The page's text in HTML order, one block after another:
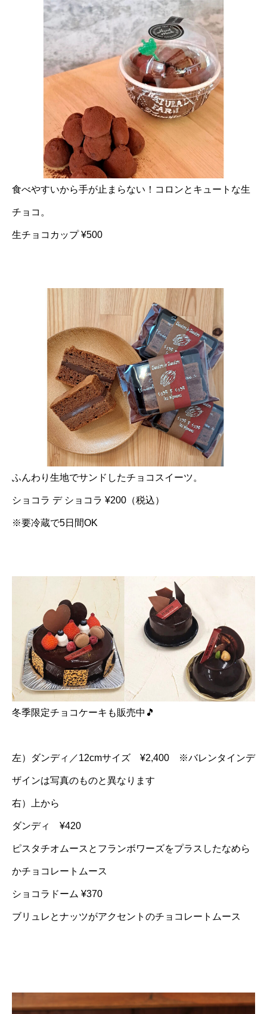
食べやすいから手が止まらない！コロンとキュートな生
チョコ。
生チョコカップ ¥500
ふんわり生地でサンドしたチョコスイーツ。
ショコラ デ ショコラ ¥200（税込）
※要冷蔵で5日間OK
冬季限定チョコケーキも販売中🎵
左）ダンディ／12cmサイズ ¥2,400 ※バレンタインデ
ザインは写真のものと異なります
右）上から
ダンディ ¥420
ピスタチオムースとフランボワーズをプラスしたなめら
かチョコレートムース
ショコラドーム ¥370
ブリュレとナッツがアクセントのチョコレートムース